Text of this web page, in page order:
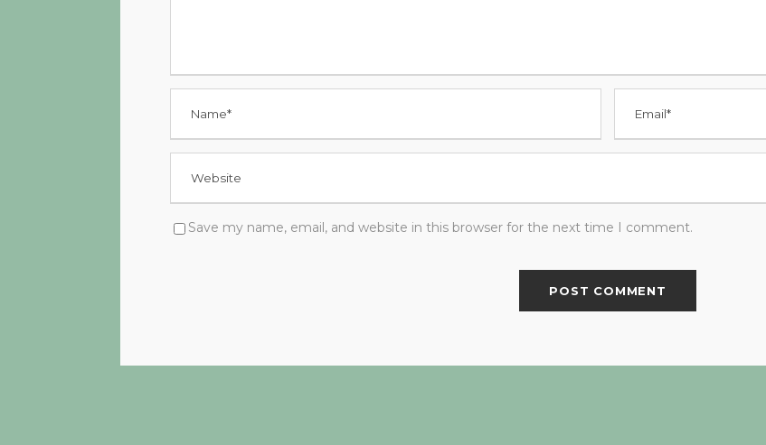
Save my name, email, and website in this browser for the next time I comment.